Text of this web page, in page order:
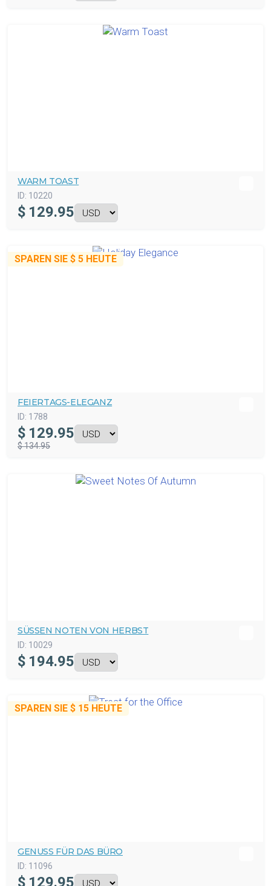
WARM TOAST
ID: 10220
$ 129.95
SPAREN SIE $ 5 HEUTE
FEIERTAGS-ELEGANZ
ID: 1788
$ 129.95
$ 134.95
SÜSSEN NOTEN VON HERBST
ID: 10029
$ 194.95
SPAREN SIE $ 15 HEUTE
GENUSS FÜR DAS BÜRO
ID: 11096
$ 129.95